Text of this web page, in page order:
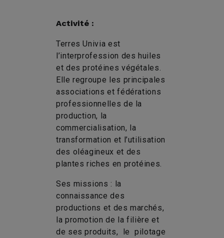
Activité :
Terres Univia est
l’interprofession des huiles
et des protéines végétales.
Elle regroupe les principales
associations et fédérations
professionnelles de la
production, la
commercialisation, la
transformation et l’utilisation
des oléagineux et des
plantes riches en protéines.
Ses missions : la
connaissance des
productions et des marchés,
la promotion de la filière et
de ses produits, le pilotage